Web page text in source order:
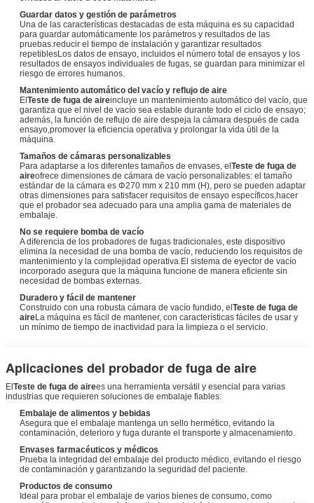
Guardar datos y gestión de parámetros
Una de las características destacadas de esta máquina es su capacidad
para guardar automáticamente los parámetros y resultados de las
pruebas.reducir el tiempo de instalación y garantizar resultados
repetiblesLos datos de ensayo, incluidos el número total de ensayos y los
resultados de ensayos individuales de fugas, se guardan para minimizar el
riesgo de errores humanos.
Mantenimiento automático del vacío y reflujo de aire
ElTeste de fuga de aireincluye un mantenimiento automático del vacío, que
garantiza que el nivel de vacío sea estable durante todo el ciclo de ensayo;
además, la función de reflujo de aire despeja la cámara después de cada
ensayo,promover la eficiencia operativa y prolongar la vida útil de la
máquina.
Tamaños de cámaras personalizables
Para adaptarse a los diferentes tamaños de envases, elTeste de fuga de
aireofrece dimensiones de cámara de vacío personalizables: el tamaño
estándar de la cámara es Φ270 mm x 210 mm (H), pero se pueden adaptar
otras dimensiones para satisfacer requisitos de ensayo específicos,hacer
que el probador sea adecuado para una amplia gama de materiales de
embalaje.
No se requiere bomba de vacío
A diferencia de los probadores de fugas tradicionales, este dispositivo
elimina la necesidad de una bomba de vacío, reduciendo los requisitos de
mantenimiento y la complejidad operativa.El sistema de eyector de vacío
incorporado asegura que la máquina funcione de manera eficiente sin
necesidad de bombas externas.
Duradero y fácil de mantener
Construido con una robusta cámara de vacío fundido, elTeste de fuga de
aireLa máquina es fácil de mantener, con características fáciles de usar y
un mínimo de tiempo de inactividad para la limpieza o el servicio.
Aplicaciones del probador de fuga de aire
ElTeste de fuga de airees una herramienta versátil y esencial para varias
industrias que requieren soluciones de embalaje fiables:
Embalaje de alimentos y bebidas
Asegura que el embalaje mantenga un sello hermético, evitando la
contaminación, deterioro y fuga durante el transporte y almacenamiento.
Envases farmacéuticos y médicos
Prueba la integridad del embalaje del producto médico, evitando el riesgo
de contaminación y garantizando la seguridad del paciente.
Productos de consumo
Ideal para probar el embalaje de varios bienes de consumo, como